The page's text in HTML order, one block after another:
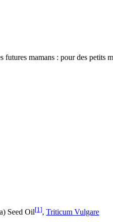
mamans : pour des petits
Seed Oil[1], Triticum Vulgare